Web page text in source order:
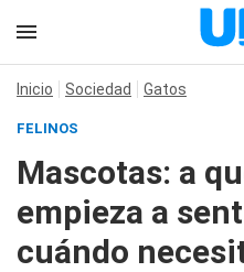
Inicio Sociedad Gatos
FELINOS
Mascotas: a
empieza a
cuándo